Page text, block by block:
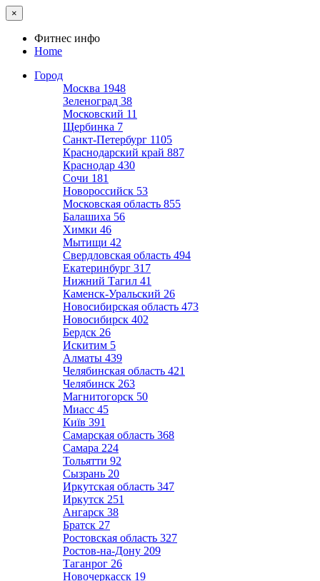
×
Фитнес инфо
Home
Город
Москва 1948
Зеленоград 38
Московский 11
Щербинка 7
Санкт-Петербург 1105
Краснодарский край 887
Краснодар 430
Сочи 181
Новороссийск 53
Московская область 855
Балашиха 56
Химки 46
Мытищи 42
Свердловская область 494
Екатеринбург 317
Нижний Тагил 41
Каменск-Уральский 26
Новосибирская область 473
Новосибирск 402
Бердск 26
Искитим 5
Алматы 439
Челябинская область 421
Челябинск 263
Магнитогорск 50
Миасс 45
Київ 391
Самарская область 368
Самара 224
Тольятти 92
Сызрань 20
Иркутская область 347
Иркутск 251
Ангарск 38
Братск 27
Ростовская область 327
Ростов-на-Дону 209
Таганрог 26
Новочеркасск 19